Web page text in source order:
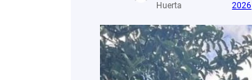
Huerta
2026